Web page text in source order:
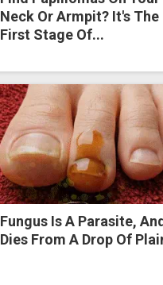
Neck Or Armpit? It's The
First Stage Of...
Fungus Is A Parasite,
Dies From A Drop Of